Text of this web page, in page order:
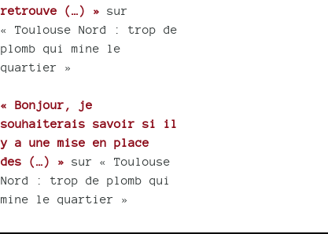
retrouve (…) » sur
« Toulouse Nord : trop de
plomb qui mine le
quartier »
« Bonjour, je
souhaiterais savoir si il
y a une mise en place
des (…) » sur « Toulouse
Nord : trop de plomb qui
mine le quartier »